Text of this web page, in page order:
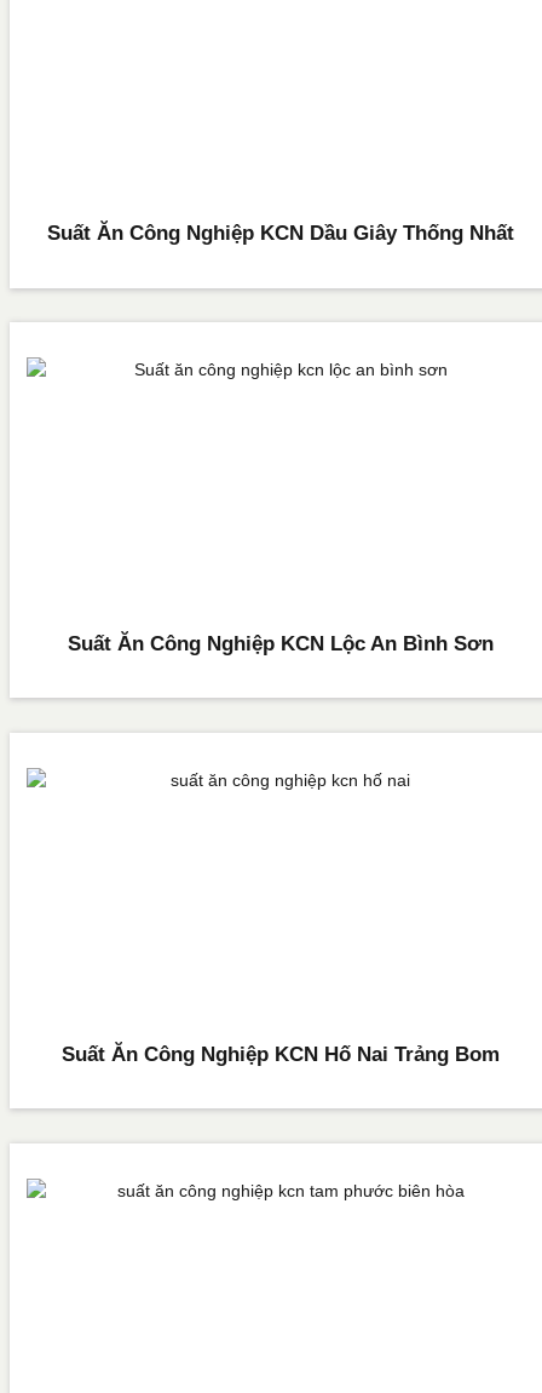
Suất Ăn Công Nghiệp KCN Dầu Giây Thống Nhất
Suất Ăn Công Nghiệp KCN Lộc An Bình Sơn
Suất Ăn Công Nghiệp KCN Hố Nai Trảng Bom